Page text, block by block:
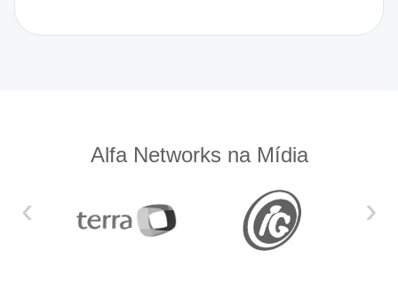
Alfa Networks na Mídia
‹ ›